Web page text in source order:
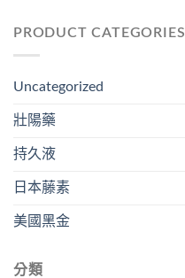
PRODUCT CATEGORIES
Uncategorized
壯陽藥
持久液
日本藤素
美國黑金
分類